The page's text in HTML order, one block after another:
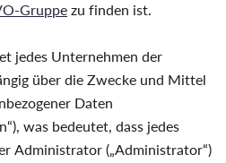
Gruppe zu finden ist.
jedes Unternehmen der
über die Zwecke und Mittel
Daten
was bedeutet, dass jedes
Administrator („Administrator“)